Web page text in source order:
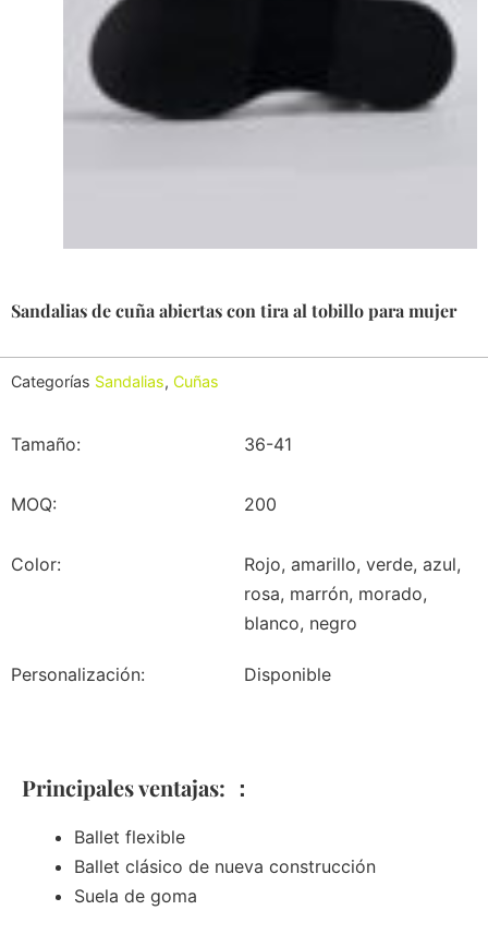
Sandalias de cuña abiertas con tira al tobillo para mujer
Categorías Sandalias, Cuñas
Tamaño: 36-41
MOQ: 200
Color:
Rojo, amarillo, verde, azul,
rosa, marrón, morado,
blanco, negro
Personalización: Disponible
Principales ventajas: ：
Ballet flexible
Ballet clásico de nueva construcción
Suela de goma